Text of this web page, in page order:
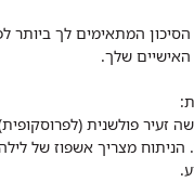
המתאימים לך ביותר
האישיים שלך.
זעיר פולשנית
מצריך אשפוז של